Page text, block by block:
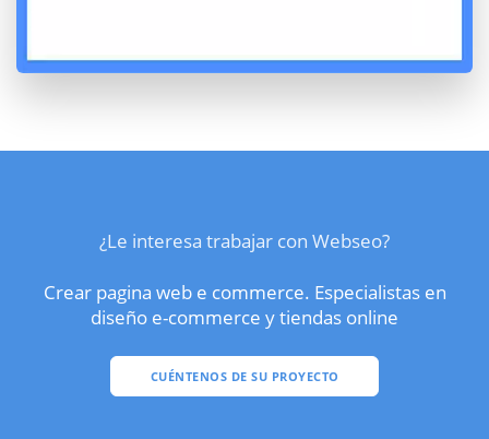
¿Le interesa trabajar con Webseo?
Crear pagina web e commerce. Especialistas en
diseño e-commerce y tiendas online
CUÉNTENOS DE SU PROYECTO